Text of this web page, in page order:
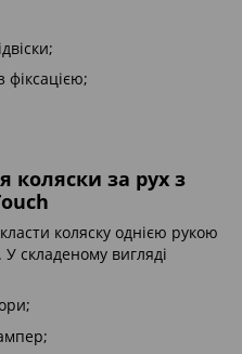
фіксацією;
коляски за рух з
коляску однією рукою
складеному вигляді